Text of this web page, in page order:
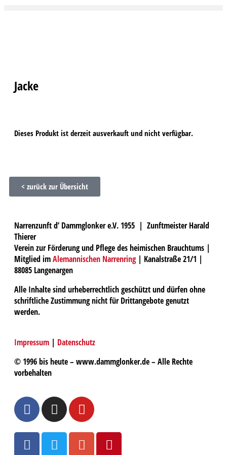
Jacke
Dieses Produkt ist derzeit ausverkauft und nicht verfügbar.
< zurück zur Übersicht
Narrenzunft d’ Dammglonker e.V. 1955 | Zunftmeister Harald
Thierer
Verein zur Förderung und Pflege des heimischen Brauchtums |
Mitglied imAlemannischen Narrenring| Kanalstraße 21/1 |
88085 Langenargen
Alle Inhalte sind urheberrechtlich geschützt und dürfen ohne
schriftliche Zustimmung nicht für Drittangebote genutzt
werden.
Impressum | Datenschutz
© 1996 bis heute – www.dammglonker.de – Alle Rechte
vorbehalten